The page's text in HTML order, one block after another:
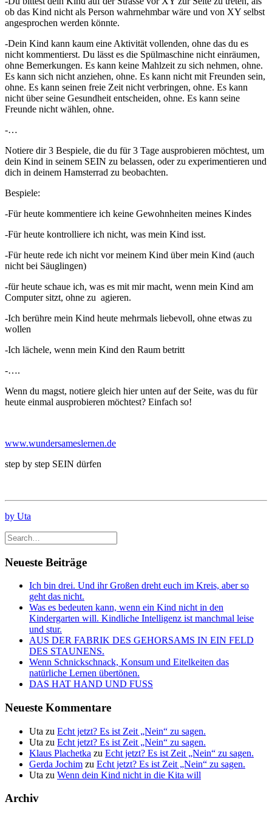
ob das Kind nicht als Person wahrnehmbar wäre und von XY selbst
angesprochen werden könnte.
-Dein Kind kann kaum eine Aktivität vollenden, ohne das du es
nicht kommentierst. Du lässt es die Spülmaschine nicht einräumen,
ohne Bemerkungen. Es kann keine Mahlzeit zu sich nehmen, ohne.
Es kann sich nicht anziehen, ohne. Es kann nicht mit Freunden sein,
ohne. Es kann seinen freie Zeit nicht verbringen, ohne. Es kann
nicht über seine Gesundheit entscheiden, ohne. Es kann seine
Freunde nicht wählen, ohne.
-…
Notiere dir 3 Bespiele, die du für 3 Tage ausprobieren möchtest, um
dein Kind in seinem SEIN zu belassen, oder zu experimentieren und
dich in deinem Hamsterrad zu beobachten.
Bespiele:
-Für heute kommentiere ich keine Gewohnheiten meines Kindes
-Für heute kontrolliere ich nicht, was mein Kind isst.
-Für heute rede ich nicht vor meinem Kind über mein Kind (auch
nicht bei Säuglingen)
-für heute schaue ich, was es mit mir macht, wenn mein Kind am
Computer sitzt, ohne zu agieren.
-Ich berühre mein Kind heute mehrmals liebevoll, ohne etwas zu
wollen
-Ich lächele, wenn mein Kind den Raum betritt
-….
Wenn du magst, notiere gleich hier unten auf der Seite, was du für
heute einmal ausprobieren möchtest? Einfach so!
www.wundersameslernen.de
step by step SEIN dürfen
by Uta
Neueste Beiträge
Ich bin drei. Und ihr Großen dreht euch im Kreis, aber so
geht das nicht.
Was es bedeuten kann, wenn ein Kind nicht in den
Kindergarten will. Kindliche Intelligenz ist manchmal leise
und stur.
AUS DER FABRIK DES GEHORSAMS IN EIN FELD
DES STAUNENS.
Wenn Schnickschnack, Konsum und Eitelkeiten das
natürliche Lernen übertönen.
DAS HAT HAND UND FUSS
Neueste Kommentare
Uta zu Echt jetzt? Es ist Zeit „Nein“ zu sagen.
Uta zu Echt jetzt? Es ist Zeit „Nein“ zu sagen.
Klaus Plachetka zu Echt jetzt? Es ist Zeit „Nein“ zu sagen.
Gerda Jochim zu Echt jetzt? Es ist Zeit „Nein“ zu sagen.
Uta zu Wenn dein Kind nicht in die Kita will
Archiv